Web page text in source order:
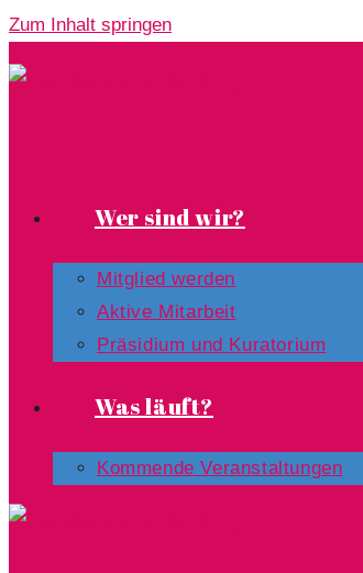
Zum Inhalt springen
Wer sind wir?
Mitglied werden
Aktive Mitarbeit
Präsidium und Kuratorium
Was läuft?
Kommende Veranstaltungen